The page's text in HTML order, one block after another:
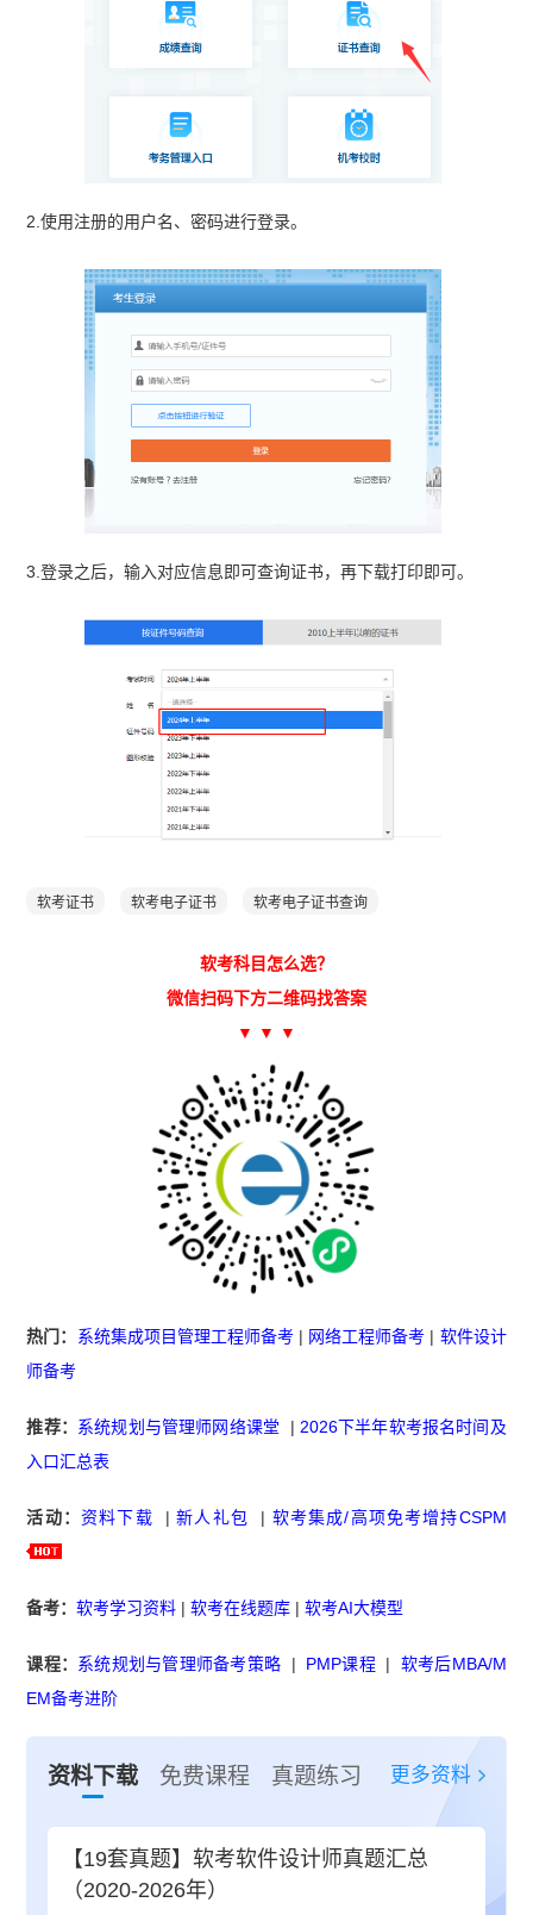
2.使用注册的用户名、密码进行登录。
3.登录之后，输入对应信息即可查询证书，再下载打印即可。
软考证书 软考电子证书 软考电子证书查询
软考科目怎么选？
微信扫码下方二维码找答案
▼ ▼ ▼
热门： 系统集成项目管理工程师备考 | 网络工程师备考 | 软件设计
师备考
推荐： 系统规划与管理师网络课堂 | 2026下半年软考报名时间及
入口汇总表
活动： 资料下载 |新人礼包 | 软考集成/高项免考增持CSPM
备考：软考学习资料 |软考在线题库 |软考AI大模型
课程： 系统规划与管理师备考策略 | PMP课程| 软考后MBA/M
EM备考进阶
资料下载 免费课程 真题练习 更多资料
【19套真题】软考软件设计师真题汇总
（2020-2026年）